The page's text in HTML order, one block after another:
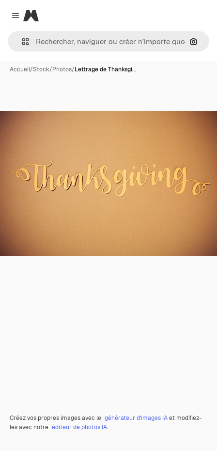
Close menu
Magnific
Accueil/Stock/Photos/Lettrage de Thanksgi…
Créez vos propres images avec le générateur d’images IAet modifiez-
les avec notre éditeur de photos IA.